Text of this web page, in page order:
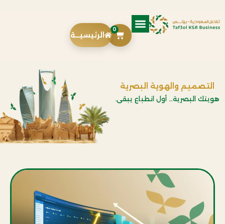
0
الرئيسيــة
التصميم والهوية البصرية
هويتك البصرية… أول انطباع يبقى.